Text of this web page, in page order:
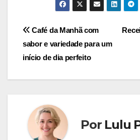
Navegação
de
Post
Café da Manhã com
sabor e variedade para um
início de dia perfeito
Por Lulu